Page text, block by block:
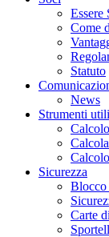
Essere
Come
Statuto
News
Strumenti utili
Sicurezza
Blocco
Carte